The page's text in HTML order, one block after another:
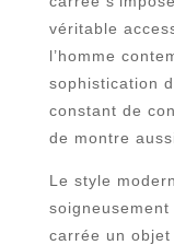
véritable
l’homme
sophistication
constant de
de montre
Le style
carrée un